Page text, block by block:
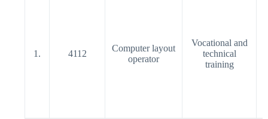
1. 4112
Computer layout
operator
Vocational and
technical
training